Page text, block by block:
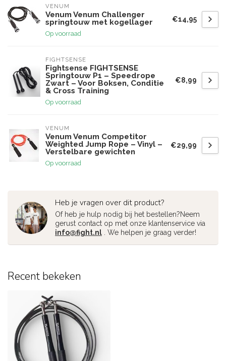
VENUM
Venum Venum Challenger
springtouw met kogellager
Op voorraad
€14,95
FIGHTSENSE
Fightsense FIGHTSENSE
Springtouw P1 – Speedrope
Zwart – Voor Boksen, Conditie
& Cross Training
Op voorraad
€8,99
VENUM
Venum Venum Competitor
Weighted Jump Rope – Vinyl –
Verstelbare gewichten
Op voorraad
€29,99
Heb je vragen over dit product?
Of heb je hulp nodig bij het bestellen?Neem
gerust contact op met onze klantenservice via
info@fight.nl . We helpen je graag verder!
Recent bekeken